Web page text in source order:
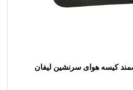
کیسه هوای سرنشین لیفان